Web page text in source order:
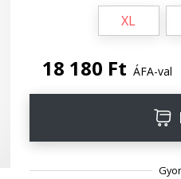
XL
18 180 Ft ÁFA-val